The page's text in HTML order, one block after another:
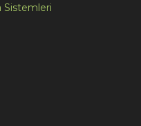
Sistemleri